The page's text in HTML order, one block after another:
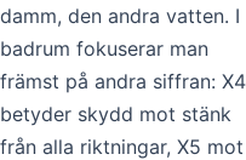
damm, den andra vatten. I
badrum fokuserar man
främst på andra siffran: X4
betyder skydd mot stänk
från alla riktningar, X5 mot